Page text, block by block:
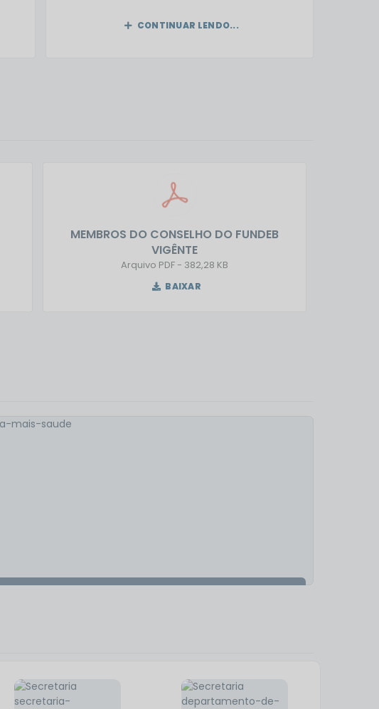
Educação Integral em Tempo Integral, em
conformidade com as diretrizes nacionais
CONTINUAR LENDO...
MEMBROS DO CONSELHO DO FUNDEB
VIGÊNTE
PDF 382,28 KB
BAIXAR